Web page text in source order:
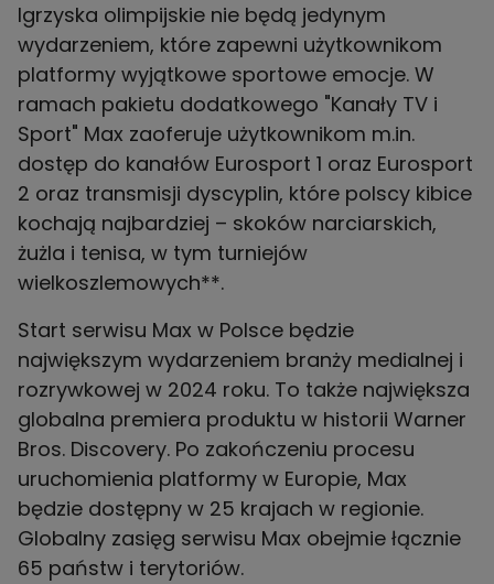
Igrzyska olimpijskie nie będą jedynym
wydarzeniem, które zapewni użytkownikom
platformy wyjątkowe sportowe emocje. W
ramach pakietu dodatkowego "Kanały TV i
Sport" Max zaoferuje użytkownikom m.in.
dostęp do kanałów Eurosport 1 oraz Eurosport
2 oraz transmisji dyscyplin, które polscy kibice
kochają najbardziej – skoków narciarskich,
żużla i tenisa, w tym turniejów
wielkoszlemowych**.
Start serwisu Max w Polsce będzie
największym wydarzeniem branży medialnej i
rozrywkowej w 2024 roku. To także największa
globalna premiera produktu w historii Warner
Bros. Discovery. Po zakończeniu procesu
uruchomienia platformy w Europie, Max
będzie dostępny w 25 krajach w regionie.
Globalny zasięg serwisu Max obejmie łącznie
65 państw i terytoriów.